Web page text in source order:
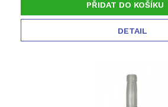
PŘIDAT DO KOŠÍKU
DETAIL